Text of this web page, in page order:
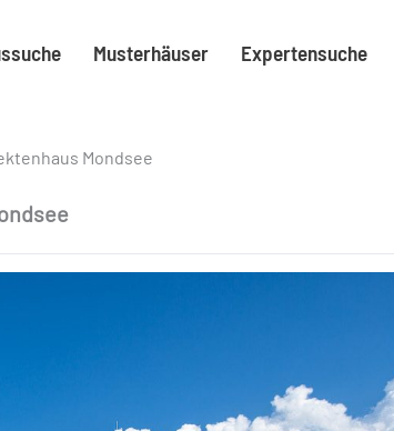
Musterhäuser Expertensuche
Mondsee